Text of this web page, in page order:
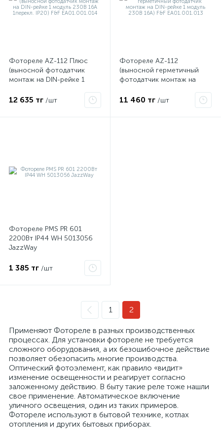
Фотореле AZ-112 Плюс
(выносной фотодатчик
монтаж на DIN-рейке 1
IP20) F&F EA01.001.014
12 635 тг /шт
Фотореле AZ-112
(выносной герметичный
фотодатчик монтаж на
16А) F&F EA01.001.013
11 460 тг /шт
Фотореле PMS PR 601
2200Вт IP44 WH 5013056
JazzWay
1 385 тг /шт
1 2
Применяют Фотореле в разных производственных
процессах. Для установки фотореле не требуется
сложного оборудования, а их безошибочное действие
позволяет обезопасить многие производства.
Оптический фотоэлемент, как правило «видит»
изменение освещенности и реагирует согласно
заложенному действию. В быту такие реле тоже нашли
свое применение. Автоматическое включение
уличного освещения, один из таких примеров.
Фотореле используют в бытовой технике, котлах
отопления и других бытовых приборах.